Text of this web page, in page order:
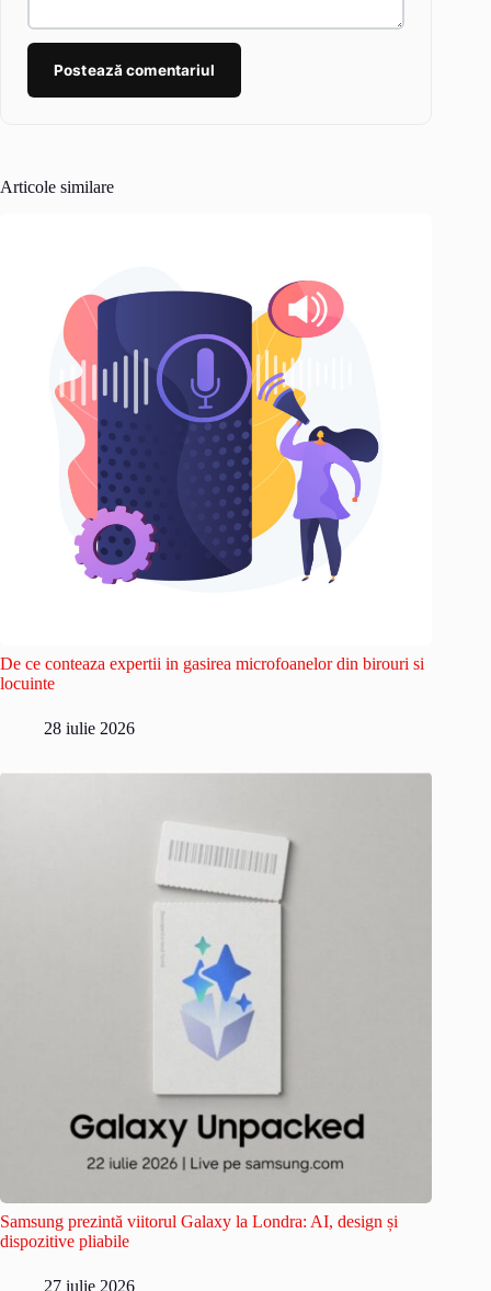
Postează comentariul
Articole similare
De ce conteaza expertii in gasirea microfoanelor din birouri si
locuinte
28 iulie 2026
Samsung prezintă viitorul Galaxy la Londra: AI, design și
dispozitive pliabile
27 iulie 2026